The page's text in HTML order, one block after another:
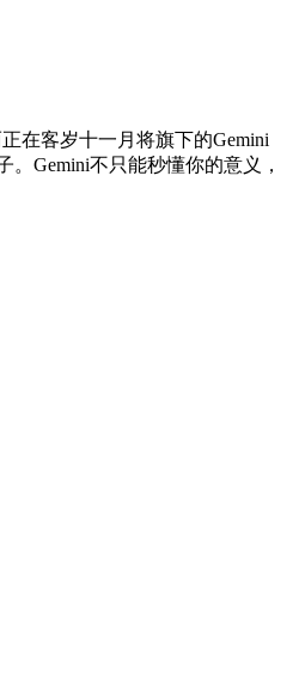
在客岁十一月将旗下的Gemini
Gemini不只能秒懂你的意义，